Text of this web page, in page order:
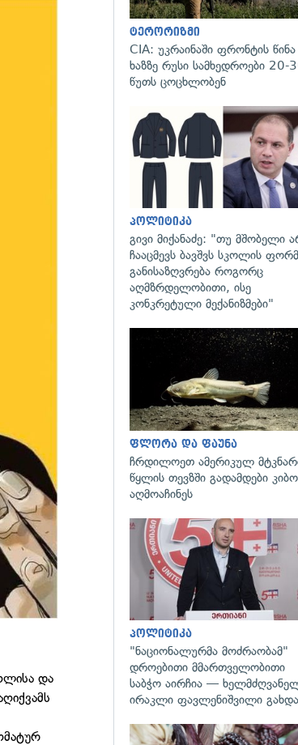
და
ტერორიზმი
CIA: უკრაინაში ფრონტის წინა
ხაზზე რუსი სამხედროები 20-
წუთს ცოცხლობენ
პოლიტიკა
გივი მიქანაძე: "თუ მშობელი
ჩააცმევს ბავშვს სკოლის
განისაზღვრება როგორც
აღმზრდელობითი, ისე
კონკრეტული მექანიზმები"
ფლორა და ფაუნა
ჩრდილოეთ ამერიკულ
წყლის თევზში გადამდები კიბო
აღმოაჩინეს
პოლიტიკა
"ნაციონალურმა მოძრაობამ"
დროებითი მმართველობითი
საბჭო აირჩია —
ირაკლი ფავლენიშვილი გახდა